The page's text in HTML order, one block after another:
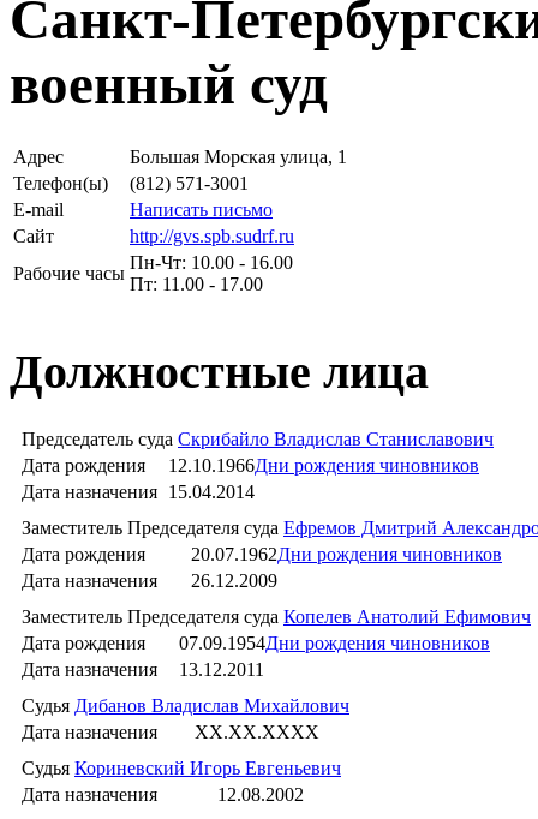
Санкт-
военный суд
Адрес
Большая Морская улица, 1
Телефон(ы)
(812) 571-3001
E-mail
Написать письмо
Сайт
http://gvs.spb.sudrf.ru
Рабочие часы
Пн-Чт: 10.00 - 16.00
Пт: 11.00 - 17.00
Должностные лица
Председатель суда Скрибайло Владислав Станиславович
Дата рождения
12.10.1966Дни рождения чиновников
Дата назначения 15.04.2014
Заместитель Председателя суда Ефремов Дмитрий
Дата рождения
20.07.1962Дни рождения чиновников
Дата назначения
26.12.2009
Заместитель Председателя суда Копелев Анатолий Ефимович
Дата рождения
07.09.1954Дни рождения чиновников
Дата назначения
13.12.2011
Судья Дибанов Владислав Михайлович
Дата назначения
XX.XX.XXXX
Судья Кориневский Игорь Евгеньевич
Дата назначения
12.08.2002